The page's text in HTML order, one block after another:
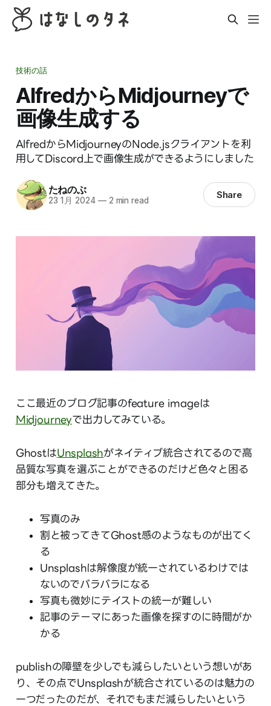
技術の話
AlfredからMidjourneyで
画像生成する
AlfredからMidjourneyのNode.jsクライアントを利
用してDiscord上で画像生成ができるようにしました
たねのぶ
23 1月 2024 —2 min read Share
ここ最近のブログ記事のfeature imageは
Midjourneyで出力してみている。
GhostはUnsplashがネイティブ統合されてるので高
品質な写真を選ぶことができるのだけど色々と困る
部分も増えてきた。
写真のみ
割と被ってきてGhost感のようなものが出てく
る
Unsplashは解像度が統一されているわけでは
ないのでバラバラになる
写真も微妙にテイストの統一が難しい
記事のテーマにあった画像を探すのに時間がか
かる
publishの障壁を少しでも減らしたいという想いがあ
り、その点でUnsplashが統合されているのは魅力の
一つだったのだが、それでもまだ減らしたいという